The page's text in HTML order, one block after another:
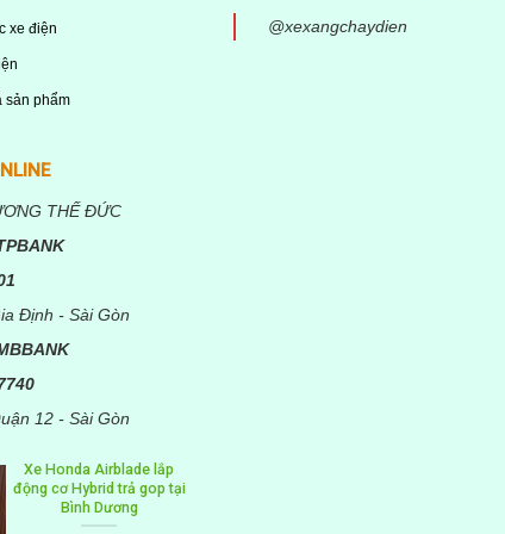
xe điện
sản phẩm
THẾ ĐỨC
Định - Sài Gòn
12 - Sài Gòn
Xe Honda Airblade lắp
động cơ Hybrid trả gop tại
Bình Dương
@xexangchaydien